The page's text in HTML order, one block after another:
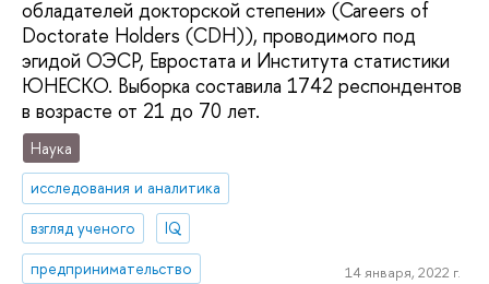
обладателей докторской степени» (Careers of
Doctorate Holders (CDH)), проводимого под
эгидой ОЭСР, Евростата и Института статистики
ЮНЕСКО. Выборка составила 1742 респондентов
в возрасте от 21 до 70 лет.
Наука
исследования и аналитика
взгляд ученого
IQ
предпринимательство
14 января, 2022 г.